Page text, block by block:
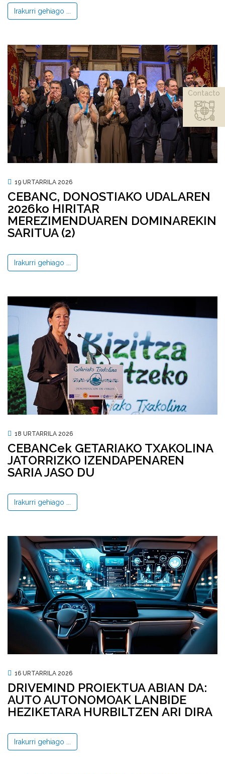
Irakurri gehiago ...
19 URTARRILA 2026
CEBANC, DONOSTIAKO UDALAREN
2026ko HIRITAR
MEREZIMENDUAREN DOMINAREKIN
SARITUA (2)
Irakurri gehiago ...
18 URTARRILA 2026
CEBANCek GETARIAKO TXAKOLINA
JATORRIZKO IZENDAPENAREN
SARIA JASO DU
Irakurri gehiago ...
16 URTARRILA 2026
DRIVEMIND PROIEKTUA ABIAN DA:
AUTO AUTONOMOAK LANBIDE
HEZIKETARA HURBILTZEN ARI DIRA
Irakurri gehiago ...
Contacto